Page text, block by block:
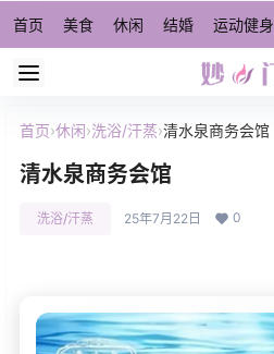
首页 美食 休闲 结婚 运动健身
首页›休闲›洗浴/汗蒸›清水泉商务会馆
清水泉商务会馆
洗浴/汗蒸 25年7月22日 0